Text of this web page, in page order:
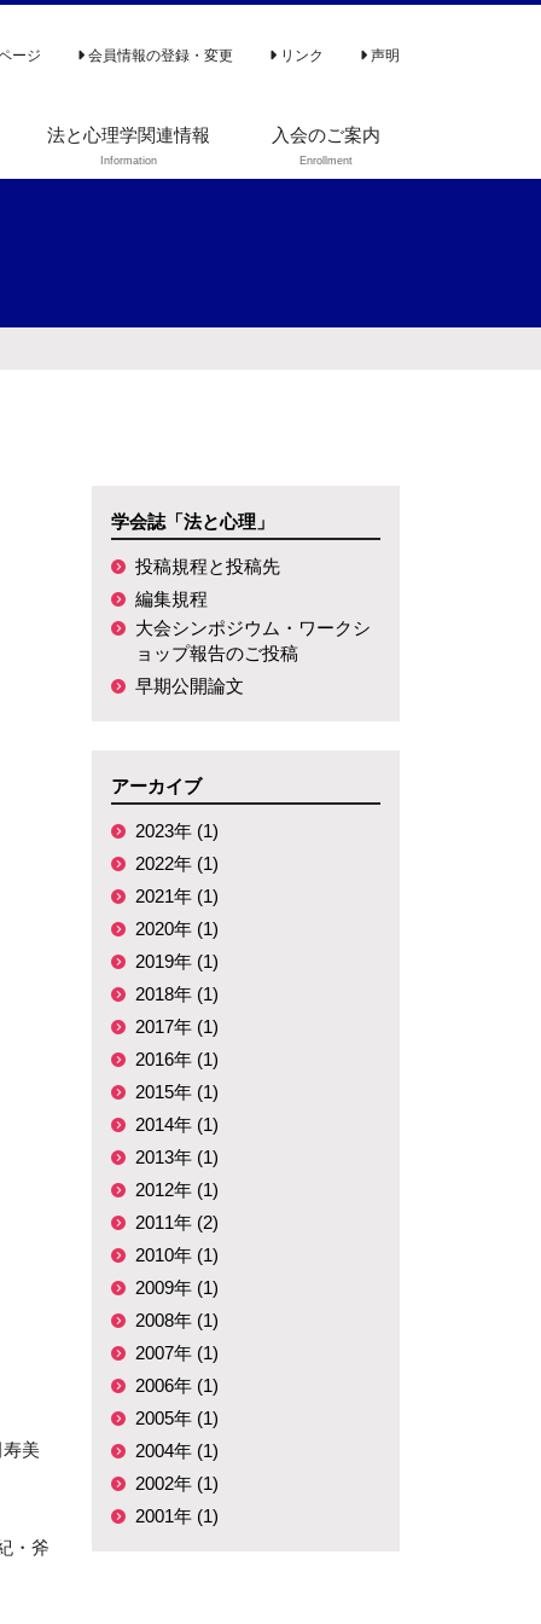
ージ 会員情報の登録・変更 リンク 声明
法と心理学関連情報
Information
入会のご案内
Enrollment
美
・斧
学会誌「法と心理」
投稿規程と投稿先
編集規程
大会シンポジウム・ワークシ
ョップ報告のご投稿
早期公開論文
アーカイブ
2023年 (1)
2022年 (1)
2021年 (1)
2020年 (1)
2019年 (1)
2018年 (1)
2017年 (1)
2016年 (1)
2015年 (1)
2014年 (1)
2013年 (1)
2012年 (1)
2011年 (2)
2010年 (1)
2009年 (1)
2008年 (1)
2007年 (1)
2006年 (1)
2005年 (1)
2004年 (1)
2002年 (1)
2001年 (1)